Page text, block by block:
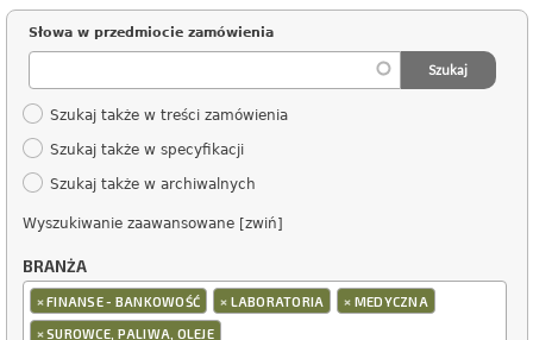
Słowa w przedmiocie zamówienia
Szukaj także w treści zamówienia
Szukaj także w specyfikacji
Szukaj także w archiwalnych
Wyszukiwanie zaawansowane [zwiń]
BRANŻA
×FINANSE - BANKOWOŚĆ × LABORATORIA × MEDYCZNA
×SUROWCE, PALIWA, OLEJE